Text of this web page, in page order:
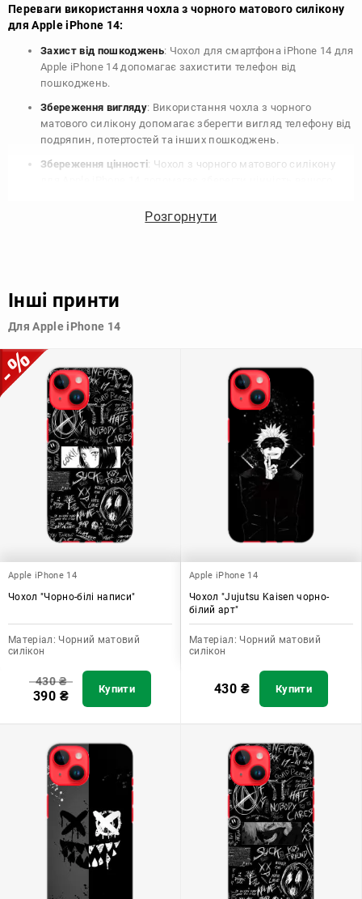
Переваги використання чохла з чорного матового силікону
для Apple iPhone 14:
Захист від пошкоджень: Чохол для смартфона iPhone 14 для
Apple iPhone 14 допомагає захистити телефон від
пошкоджень.
Збереження вигляду: Використання чохла з чорного
матового силікону допомагає зберегти вигляд телефону від
подряпин, потертостей та інших пошкоджень.
Збереження цінності: Чохол з чорного матового силікону
продати свій пристрій в майбутньому.
Узагалі, чохол для телефону - це дуже корисний аксесуар, який
допомагає захистити ваш пристрій, зберегти його цінність і
Розгорнути
Інші принти
Для Apple iPhone 14
Apple iPhone 14
Чохол "Чорно-білі написи"
Матеріал: Чорний матовий
силікон
430₴
390 ₴ Купити
Apple iPhone 14
Чохол "Jujutsu Kaisen чорно-
білий арт"
Матеріал: Чорний матовий
силікон
430 ₴ Купити